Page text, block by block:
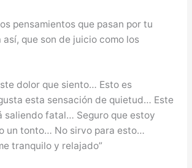
pensamientos que pasan por tu
que son de juicio como los
dolor que siento… Esto es
esta sensación de quietud… Este
saliendo fatal… Seguro que estoy
un tonto… No sirvo para esto…
tranquilo y relajado”